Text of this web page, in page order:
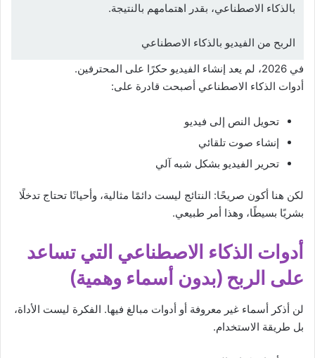
بالذكاء الاصطناعي، بقدر اهتمامهم بالنتيجة.
الربح من الفيديو بالذكاء الاصطناعي
في 2026، لم يعد إنشاء الفيديو حكرًا على المحترفين.
أدوات الذكاء الاصطناعي أصبحت قادرة على:
تحويل النص إلى فيديو
إنشاء صوت تلقائي
تحرير الفيديو بشكل شبه آلي
لكن هنا أكون صريحًا: النتائج ليست دائمًا مثالية، وأحيانًا تحتاج تدخلًا
بشريًا بسيطًا، وهذا أمر طبيعي.
أدوات الذكاء الاصطناعي التي تساعد
على الربح (بدون أسماء وهمية)
لن أذكر أسماء غير معروفة أو أدوات مبالغ فيها. الفكرة ليست الأداة،
بل طريقة الاستخدام.